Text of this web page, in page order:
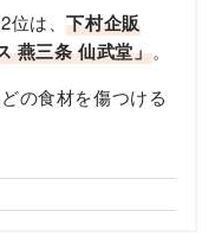
位は、下村企販
燕三条 仙武堂」。
の食材を傷つける